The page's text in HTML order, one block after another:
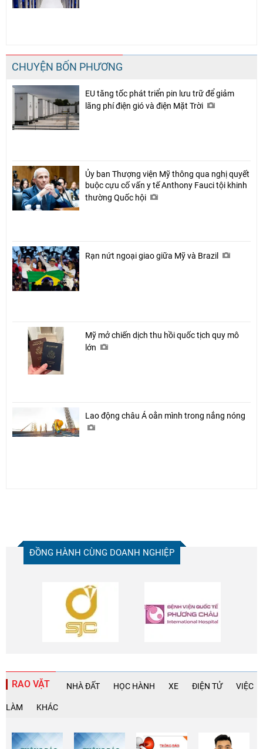
CHUYỆN BỐN PHƯƠNG
EU tăng tốc phát triển pin lưu trữ để giảm
lãng phí điện gió và điện Mặt Trời
Ủy ban Thượng viện Mỹ thông qua nghị quyết
buộc cựu cố vấn y tế Anthony Fauci tội khinh
thường Quốc hội
Rạn nứt ngoại giao giữa Mỹ và Brazil
Mỹ mở chiến dịch thu hồi quốc tịch quy mô
lớn
Lao động châu Á oằn mình trong nắng nóng
ĐỒNG HÀNH CÙNG DOANH NGHIỆP
RAO VẶT NHÀ ĐẤT HỌC HÀNH XE ĐIỆN TỬ VIỆC
LÀM KHÁC